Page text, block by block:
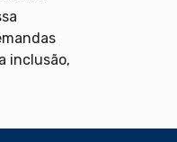
inclusão,